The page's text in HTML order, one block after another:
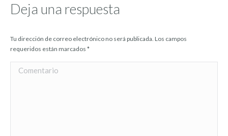
Deja una respuesta
Tu dirección de correo electrónico no será publicada. Los campos
requeridos están marcados *
Comentario